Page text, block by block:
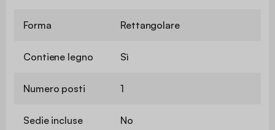
Forma Rettangolare
Contiene legno Sì
Numero posti 1
Sedie incluse No